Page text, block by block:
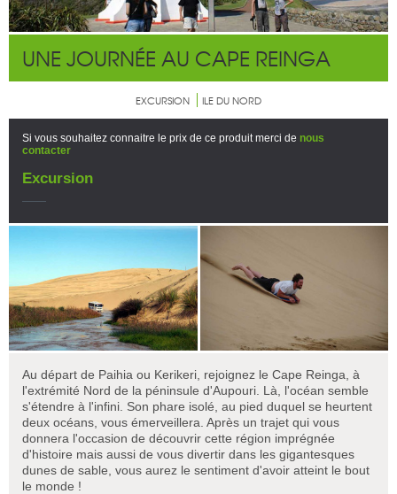
UNE JOURNÉE AU CAPE REINGA
EXCURSION ILE DU NORD
Si vous souhaitez connaitre le prix de ce produit merci de nous
contacter
Excursion
Au départ de Paihia ou Kerikeri, rejoignez le Cape Reinga, à
l'extrémité Nord de la péninsule d'Aupouri. Là, l'océan semble
s'étendre à l'infini. Son phare isolé, au pied duquel se heurtent
deux océans, vous émerveillera. Après un trajet qui vous
donnera l'occasion de découvrir cette région imprégnée
d'histoire mais aussi de vous divertir dans les gigantesques
dunes de sable, vous aurez le sentiment d'avoir atteint le bout
le monde !